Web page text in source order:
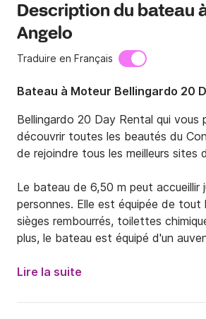
Description du bateau
Angelo
Traduire en Français
Bateau à Moteur Bellingardo 20
Bellingardo 20 Day Rental qui vous
découvrir toutes les beautés du
de rejoindre tous les meilleurs sites
Le bateau de 6,50 m peut accueillir
personnes. Elle est équipée de
sièges rembourrés, toilettes
plus, le bateau est équipé d'un
d'équipements de sécurité.
Le bateau, compte tenu de sa
Lire la suite